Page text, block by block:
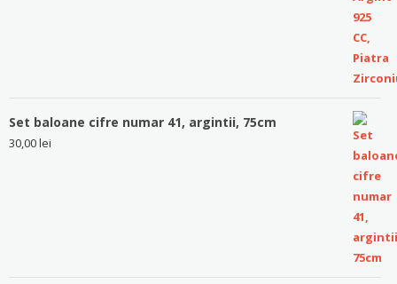
Set baloane cifre numar 41, argintii, 75cm
30,00lei